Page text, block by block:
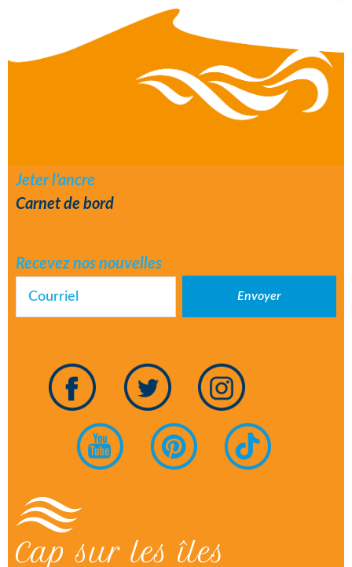
Jeter l’ancre
Carnet de bord
Recevez nos nouvelles